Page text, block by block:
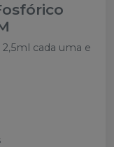
cada uma e